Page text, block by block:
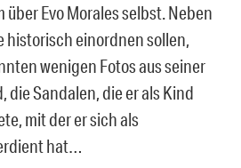
über Evo Morales selbst. Neben
historisch einordnen sollen,
wenigen Fotos aus seiner
die Sandalen, die er als Kind
mit der er sich als
hat…